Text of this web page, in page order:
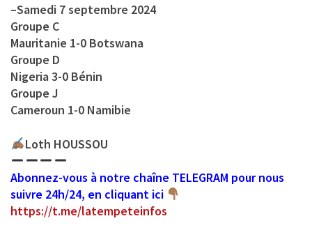
–Samedi 7 septembre 2024
Groupe C
Mauritanie 1-0 Botswana
Groupe D
Nigeria 3-0 Bénin
Groupe J
Cameroun 1-0 Namibie
Loth HOUSSOU
Abonnez-vous à notre chaîne TELEGRAM pour nous
suivre 24h/24, en cliquant ici
https://t.me/latempeteinfos